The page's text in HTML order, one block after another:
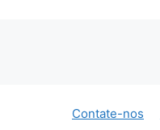
Contate-nos